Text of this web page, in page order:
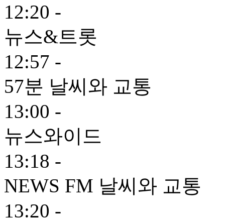
12:20 -
뉴스&트롯
12:57 -
57분 날씨와 교통
13:00 -
뉴스와이드
13:18 -
NEWS FM 날씨와 교통
13:20 -